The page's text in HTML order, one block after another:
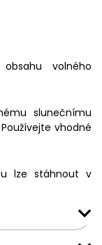
volného
slunečnímu
vhodné
lze stáhnout v